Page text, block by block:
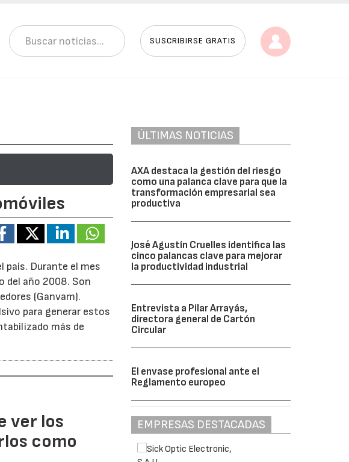
SUSCRIBIRSE GRATIS
país. Durante el mes
del año 2008. Son
(Ganvam).
para generar estos
más de
ver los
como
ÚLTIMAS NOTICIAS
AXA destaca la gestión del riesgo
como una palanca clave para que la
transformación empresarial sea
productiva
José Agustín Cruelles identifica las
cinco palancas clave para mejorar
la productividad industrial
Entrevista a Pilar Arrayás,
directora general de Cartón
Circular
El envase profesional ante el
Reglamento europeo
EMPRESAS DESTACADAS